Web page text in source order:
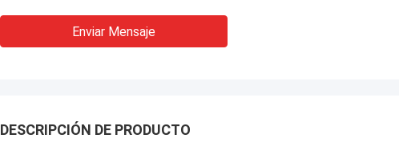
Enviar Mensaje
DESCRIPCIÓN DE PRODUCTO